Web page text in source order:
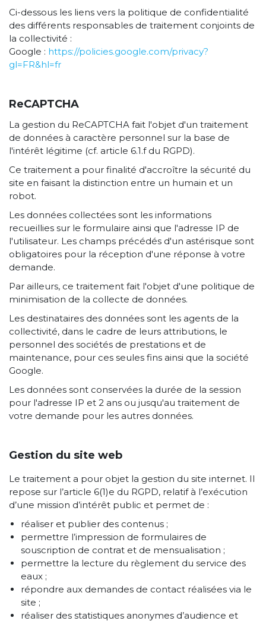
Ci-dessous les liens vers la politique de confidentialité
des différents responsables de traitement conjoints de
la collectivité :
Google : https://policies.google.com/privacy?
gl=FR&hl=fr
ReCAPTCHA
La gestion du ReCAPTCHA fait l'objet d'un traitement
de données à caractère personnel sur la base de
l'intérêt légitime (cf. article 6.1.f du RGPD).
Ce traitement a pour finalité d'accroître la sécurité du
site en faisant la distinction entre un humain et un
robot.
Les données collectées sont les informations
recueillies sur le formulaire ainsi que l'adresse IP de
l'utilisateur. Les champs précédés d'un astérisque sont
obligatoires pour la réception d'une réponse à votre
demande.
Par ailleurs, ce traitement fait l'objet d'une politique de
minimisation de la collecte de données.
Les destinataires des données sont les agents de la
collectivité, dans le cadre de leurs attributions, le
personnel des sociétés de prestations et de
maintenance, pour ces seules fins ainsi que la société
Google.
Les données sont conservées la durée de la session
pour l'adresse IP et 2 ans ou jusqu'au traitement de
votre demande pour les autres données.
Gestion du site web
Le traitement a pour objet la gestion du site internet. Il
repose sur l’article 6(1)e du RGPD, relatif à l’exécution
d’une mission d’intérêt public et permet de :
réaliser et publier des contenus ;
permettre l’impression de formulaires de
souscription de contrat et de mensualisation ;
permettre la lecture du règlement du service des
eaux ;
répondre aux demandes de contact réalisées via le
site ;
réaliser des statistiques anonymes d’audience et